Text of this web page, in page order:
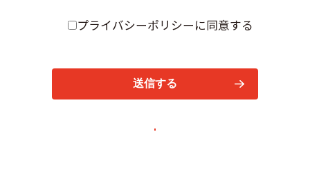
当社は、次の各号に該当する場合を除いて、当社が保有する
個人情報を、お客様ご本人の同意なく、 第三者に開示いたし
ません。
2.人の生命、身体または財産の保護のために特に必要ある場
プライバシーポリシーに同意する